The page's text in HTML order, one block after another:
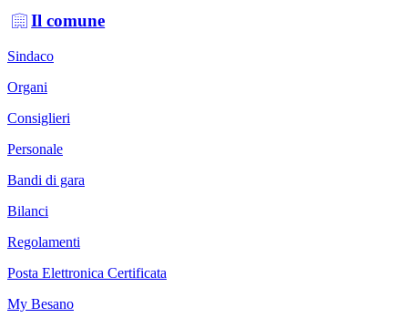
Il comune
Sindaco
Organi
Consiglieri
Personale
Bandi di gara
Bilanci
Regolamenti
Posta Elettronica Certificata
My Besano